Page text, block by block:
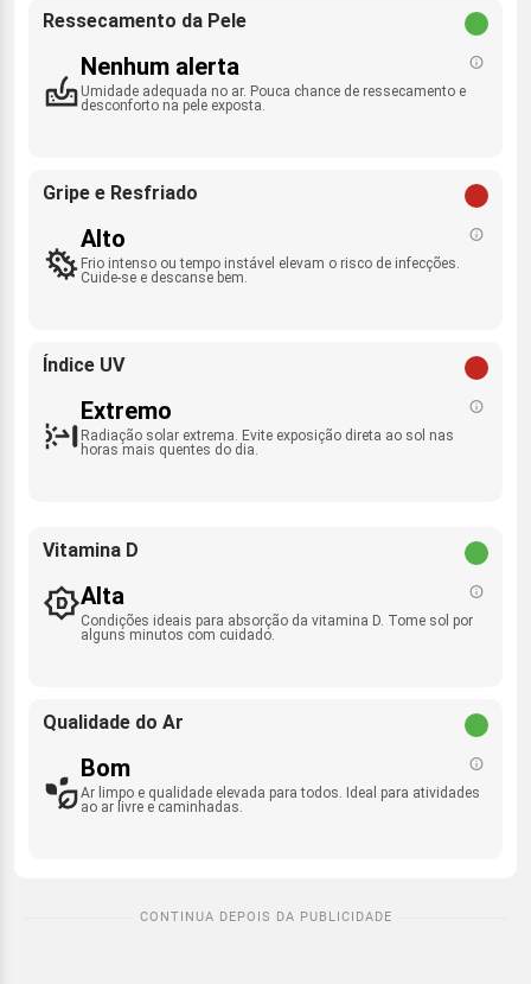
Ressecamento da Pele
Nenhum alerta
Umidade adequada no ar. Pouca chance de ressecamento e
desconforto na pele exposta.
Gripe e Resfriado
Alto
Frio intenso ou tempo instável elevam o risco de infecções.
Cuide-se e descanse bem.
Índice UV
Extremo
Radiação solar extrema. Evite exposição direta ao sol nas
horas mais quentes do dia.
Vitamina D
Alta
Condições ideais para absorção da vitamina D. Tome sol por
alguns minutos com cuidado.
Qualidade do Ar
Bom
Ar limpo e qualidade elevada para todos. Ideal para atividades
ao ar livre e caminhadas.